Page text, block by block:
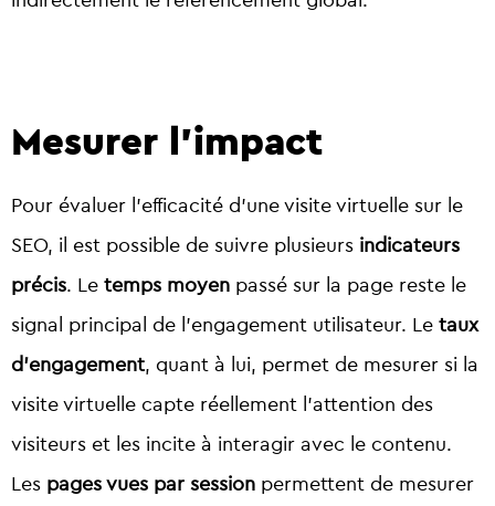
Mesurer l'impact
Pour évaluer l’efficacité d’une visite virtuelle sur le
SEO, il est possible de suivre plusieurs indicateurs
précis. Le temps moyen passé sur la page reste le
signal principal de l’engagement utilisateur. Le taux
d’engagement, quant à lui, permet de mesurer si la
visite virtuelle capte réellement l’attention des
visiteurs et les incite à interagir avec le contenu.
Les pages vues par session permettent de mesurer